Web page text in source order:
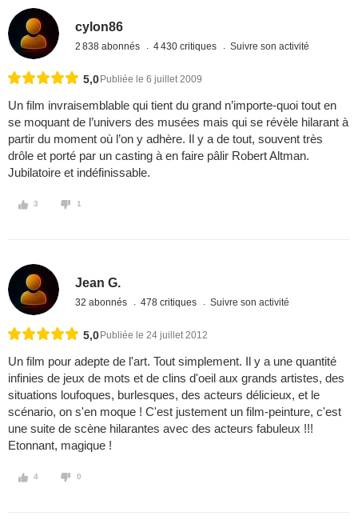
cylon86
2 838 abonnés 4 430 critiques Suivre son activité
5,0 Publiée le 6 juillet 2009
Un film invraisemblable qui tient du grand n’importe-quoi tout en
se moquant de l’univers des musées mais qui se révèle hilarant à
partir du moment où l’on y adhère. Il y a de tout, souvent très
drôle et porté par un casting à en faire pâlir Robert Altman.
Jubilatoire et indéfinissable.
3 1
Jean G.
32 abonnés 478 critiques Suivre son activité
5,0 Publiée le 24 juillet 2012
Un film pour adepte de l'art. Tout simplement. Il y a une quantité
infinies de jeux de mots et de clins d'oeil aux grands artistes, des
situations loufoques, burlesques, des acteurs délicieux, et le
scénario, on s'en moque ! C'est justement un film-peinture, c'est
une suite de scène hilarantes avec des acteurs fabuleux !!!
Etonnant, magique !
4 0